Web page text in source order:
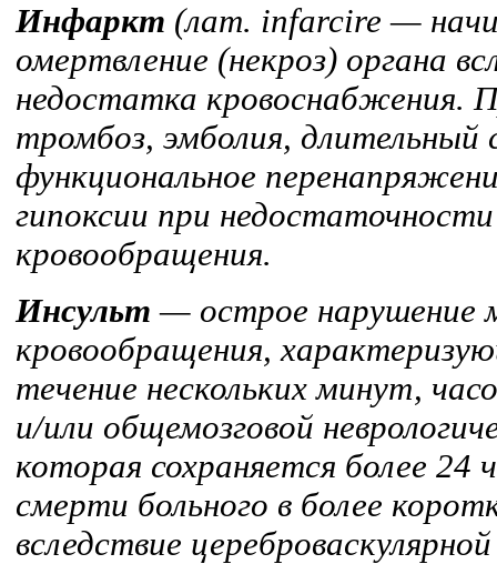
Инфаркт (лат. infarcire —
омертвление (некроз) органа
недостатка кровоснабжения.
тромбоз, эмболия, длительный
функциональное
гипоксии при
кровообращения.
Инсульт— острое нарушение
кровообращения,
течение нескольких минут,
и/или общемозговой
которая сохраняется более 24
смерти больного в более
вследствие